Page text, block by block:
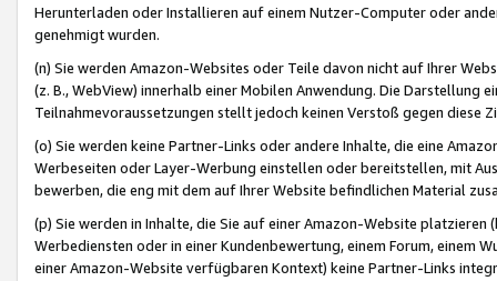
Herunterladen oder Installieren auf einem Nutzer-Computer oder
genehmigt wurden.
(n) Sie werden Amazon-Websites oder Teile davon nicht auf Ihrer
(z. B., WebView) innerhalb einer Mobilen Anwendung. Die Darstellung
Teilnahmevoraussetzungen stellt jedoch keinen Verstoß gegen diese
(o) Sie werden keine Partner-Links oder andere Inhalte, die eine
Werbeseiten oder Layer-Werbung einstellen oder bereitstellen, mit
bewerben, die eng mit dem auf Ihrer Website befindlichen Material
(p) Sie werden in Inhalte, die Sie auf einer Amazon-Website
Werbediensten oder in einer Kundenbewertung, einem Forum, einem
einer Amazon-Website verfügbaren Kontext) keine Partner-Links